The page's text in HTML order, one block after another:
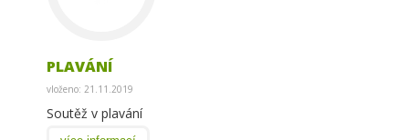
PLAVÁNÍ
vloženo: 21.11.2019
Soutěž v plavání